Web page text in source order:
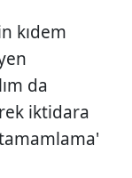
kıdem
da
iktidara